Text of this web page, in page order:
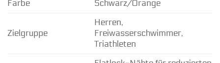
Farbe
Schwarz/Orange
Zielgruppe
Herren,
Freiwasserschwimmer,
Triathleten